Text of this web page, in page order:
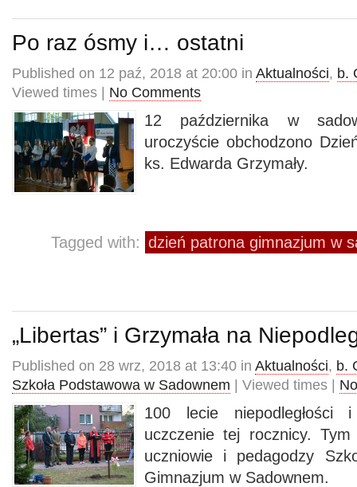
Po raz ósmy i… ostatni
Published on 12 paź, 2018 at 20:00 in Aktualności, b.
Viewed times | No Comments
12 października w
uroczyście obchodzono
ks. Edwarda Grzymały.
Tagged with: dzień patrona gimnazjum w
„Libertas” i Grzymała na
Published on 28 wrz, 2018 at 13:40 in Aktualności, b.
Szkoła Podstawowa w Sadownem | Viewed times |
100 lecie niepodległości
uczczenie tej rocznicy.
uczniowie i pedagodzy
Gimnazjum w Sadownem.